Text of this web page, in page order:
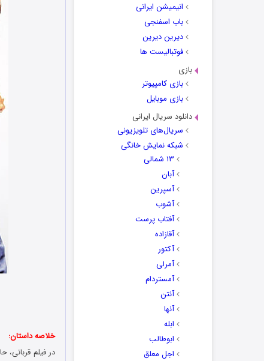
انیمیشن ایرانی
باب اسفنجی
دیرین دیرین
فوتبالیست ها
بازی
بازی کامپیوتر
بازی موبایل
دانلود سریال ایرانی
سریال‌های تلویزیونی
شبکه نمایش خانگی
۱۳ شمالی
آبان
آسپرین
آشوب
آفتاب پرست
آقازاده
آکتور
آمرلی
آمستردام
آنتن
آنها
ابله
ابوطالب
اجل معلق
خلاصه داستان:
در فیلم